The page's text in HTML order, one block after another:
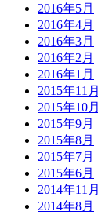
2016年5月
2016年4月
2016年3月
2016年2月
2016年1月
2015年11月
2015年10月
2015年9月
2015年8月
2015年7月
2015年6月
2014年11月
2014年8月